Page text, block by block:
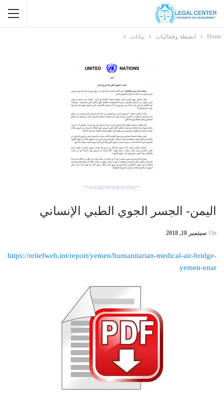
Home انشطة وفعاليات بيانات
اليمن- الجسر الجوي الطبي الإنساني
On سبتمبر 18, 2018
https://reliefweb.int/report/yemen/humanitarian-medical-air-bridge-
yemen-enar